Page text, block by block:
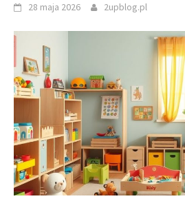
28 maja 2026 2upblog.pl